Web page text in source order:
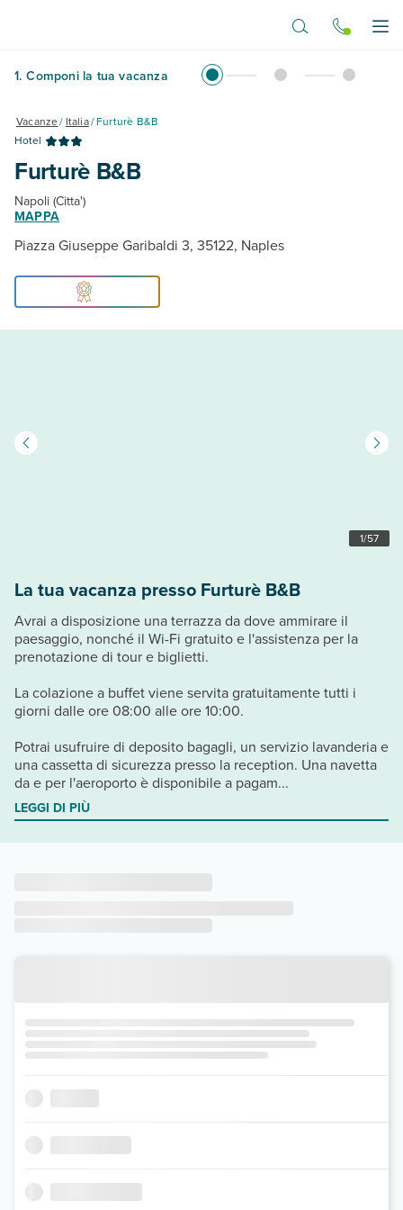
1. Componi la tua vacanza
Vacanze/ Italia/Furturè B&B
Hotel
Furturè B&B
Napoli (Citta')
MAPPA
Piazza Giuseppe Garibaldi 3, 35122, Naples
1/57
La tua vacanza presso Furturè B&B
Avrai a disposizione una terrazza da dove ammirare il
paesaggio, nonché il Wi-Fi gratuito e l'assistenza per la
prenotazione di tour e biglietti.
La colazione a buffet viene servita gratuitamente tutti i
giorni dalle ore 08:00 alle ore 10:00.
Potrai usufruire di deposito bagagli, un servizio lavanderia e
una cassetta di sicurezza presso la reception. Una navetta
da e per l'aeroporto è disponibile a pagam...
LEGGI DI PIÙ